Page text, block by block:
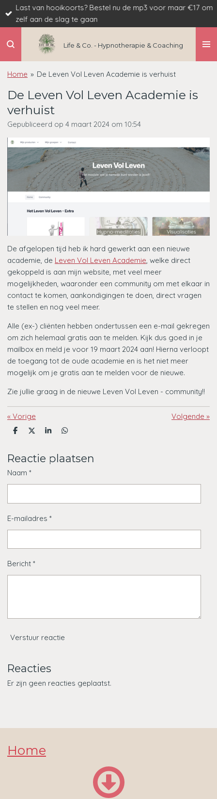
Ga
direct
de
hoofdinhoud
Life & Co. - Hypnotherapie & Coaching
Last van hooikoorts? Bestel nu de mp3 voor maar €17 om
zelf aan de slag te gaan
Home » De Leven Vol Leven Academie is verhuist
De Leven Vol Leven Academie is
verhuist
Gepubliceerd op 4 maart 2024 om 10:54
De afgelopen tijd heb ik hard gewerkt aan een nieuwe
academie, de Leven Vol Leven Academie , welke direct
gekoppeld is aan mijn website, met veel meer
mogelijkheden, waaronder een community om met elkaar in
contact te komen, aankondigingen te doen, direct vragen
te stellen en nog veel meer.
Alle (ex-) cliënten hebben ondertussen een e-mail gekregen
om zich helemaal gratis aan te melden. Kijk dus goed in je
mailbox en meld je voor 19 maart 2024 aan! Hierna verloopt
de toegang tot de oude academie en is het niet meer
mogelijk om je gratis aan te melden voor de nieuwe.
Zie jullie graag in de nieuwe Leven Vol Leven - community!!
« Vorige Volgende »
D
e
n
D
l
S
e
D
e
n
Reactie plaatsen
Naam *
E-mailadres *
Bericht *
Verstuur reactie
Reacties
Er zijn geen reacties geplaatst.
Home